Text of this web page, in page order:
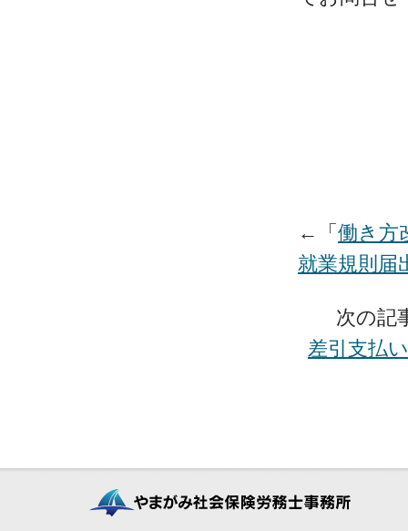
←「 働き方
就業規則届
次の記
差引支払